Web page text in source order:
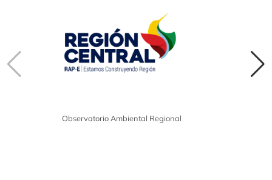
Observatorio Ambiental Regional